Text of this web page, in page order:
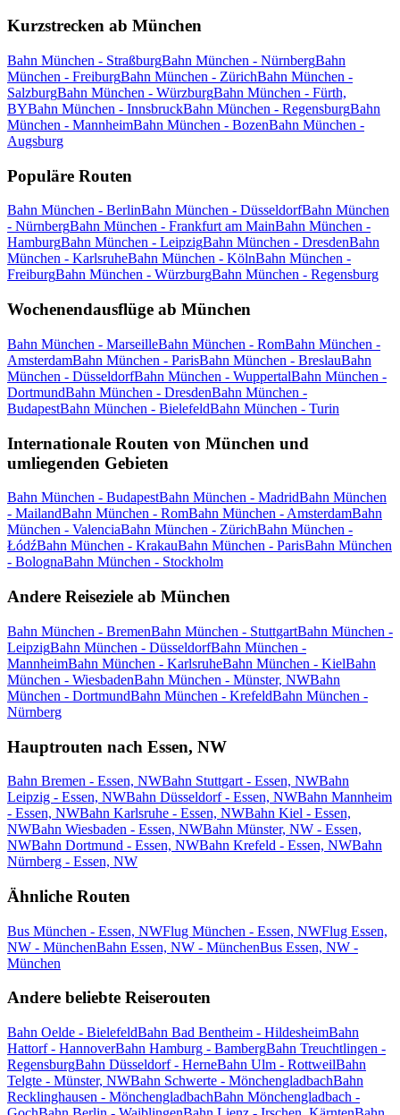
Kurzstrecken ab München
Bahn München - StraßburgBahn München - NürnbergBahn
München - FreiburgBahn München - ZürichBahn München -
SalzburgBahn München - WürzburgBahn München - Fürth,
BYBahn München - InnsbruckBahn München - RegensburgBahn
München - MannheimBahn München - BozenBahn München -
Augsburg
Populäre Routen
Bahn München - BerlinBahn München - DüsseldorfBahn München
- NürnbergBahn München - Frankfurt am MainBahn München -
HamburgBahn München - LeipzigBahn München - DresdenBahn
München - KarlsruheBahn München - KölnBahn München -
FreiburgBahn München - WürzburgBahn München - Regensburg
Wochenendausflüge ab München
Bahn München - MarseilleBahn München - RomBahn München -
AmsterdamBahn München - ParisBahn München - BreslauBahn
München - DüsseldorfBahn München - WuppertalBahn München -
DortmundBahn München - DresdenBahn München -
BudapestBahn München - BielefeldBahn München - Turin
Internationale Routen von München und
umliegenden Gebieten
Bahn München - BudapestBahn München - MadridBahn München
- MailandBahn München - RomBahn München - AmsterdamBahn
München - ValenciaBahn München - ZürichBahn München -
ŁódźBahn München - KrakauBahn München - ParisBahn München
- BolognaBahn München - Stockholm
Andere Reiseziele ab München
Bahn München - BremenBahn München - StuttgartBahn München -
LeipzigBahn München - DüsseldorfBahn München -
MannheimBahn München - KarlsruheBahn München - KielBahn
München - WiesbadenBahn München - Münster, NWBahn
München - DortmundBahn München - KrefeldBahn München -
Nürnberg
Hauptrouten nach Essen, NW
Bahn Bremen - Essen, NWBahn Stuttgart - Essen, NWBahn
Leipzig - Essen, NWBahn Düsseldorf - Essen, NWBahn Mannheim
- Essen, NWBahn Karlsruhe - Essen, NWBahn Kiel - Essen,
NWBahn Wiesbaden - Essen, NWBahn Münster, NW - Essen,
NWBahn Dortmund - Essen, NWBahn Krefeld - Essen, NWBahn
Nürnberg - Essen, NW
Ähnliche Routen
Bus München - Essen, NWFlug München - Essen, NWFlug Essen,
NW - MünchenBahn Essen, NW - MünchenBus Essen, NW -
München
Andere beliebte Reiserouten
Bahn Oelde - BielefeldBahn Bad Bentheim - HildesheimBahn
Hattorf - HannoverBahn Hamburg - BambergBahn Treuchtlingen -
RegensburgBahn Düsseldorf - HerneBahn Ulm - RottweilBahn
Telgte - Münster, NWBahn Schwerte - MönchengladbachBahn
Recklinghausen - MönchengladbachBahn Mönchengladbach -